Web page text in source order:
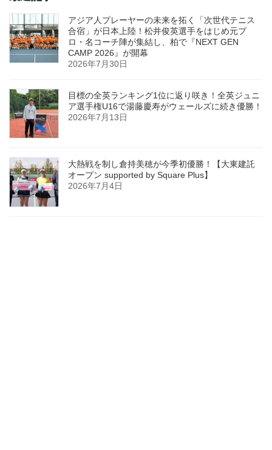
アジア人プレーヤーの未来を拓く「次世代テニス
合宿」が日本上陸！松井俊英選手をはじめ元プ
ロ・名コーチ陣が集結し、柏で『NEXT GEN
CAMP 2026』が開幕
2026年7月30日
目標の全英ランキング1位に返り咲き！全英ジュニ
ア選手権U16で湯藤慶寿がウェールズに続き優勝！
2026年7月13日
大熱戦を制し倉持美穂が今季初優勝！【大東建託
オープン supported by Square Plus】
2026年7月4日